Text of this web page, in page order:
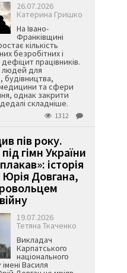
26.07.2026
Катерина Гришко
На Івано-
Франківщині
кількість
безробітних і
працівників.
людей для
будівництва,
та сфери
однак закрити
дедалі складніше.
1312
пів року.
гімн України
історія
Юрія Довгана,
19.07.2026
Тетяна Ткаченко
Викладач
Карпатського
національного
Василя